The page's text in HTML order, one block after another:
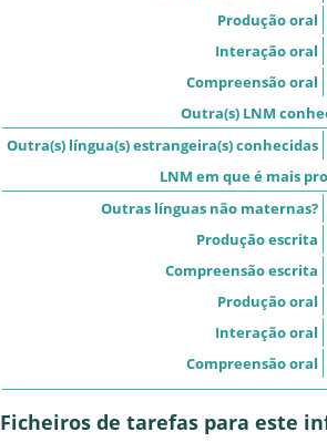
Produção oral
Interação oral
Compreensão oral
Outra(s) LNM
Outra(s) língua(s) estrangeira(s) conhecidas
LNM em que é mais
Outras línguas não maternas?
Produção escrita
Compreensão escrita
Produção oral
Interação oral
Compreensão oral
Ficheiros de tarefas para este